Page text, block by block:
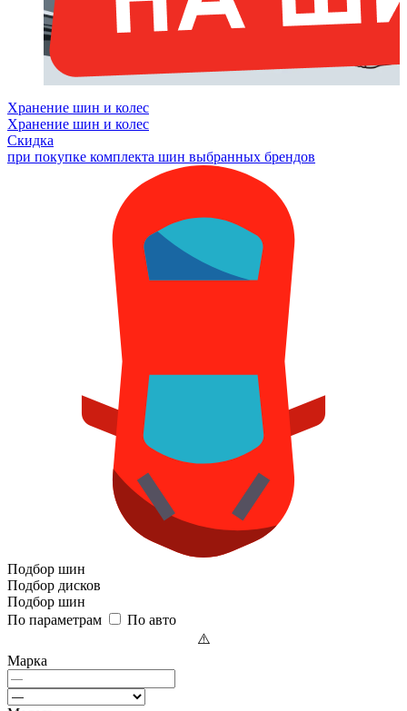
Хранение шин и колес
Хранение шин и колес
Скидка
при покупке комплекта шин выбранных брендов
Подбор шин
Подбор дисков
Подбор шин
По параметрам
По авто
Марка